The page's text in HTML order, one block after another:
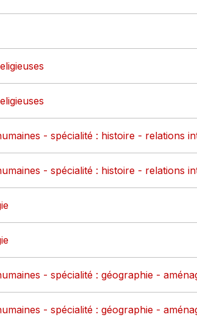
- spécialité : histoire - relations
- spécialité : histoire - relations
- spécialité : géographie -
- spécialité : géographie -